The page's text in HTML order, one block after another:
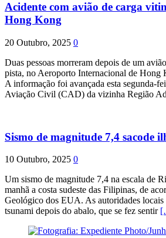
Acidente com avião de carga
Hong Kong
20 Outubro, 2025 0
Duas pessoas morreram depois de um
pista, no Aeroporto Internacional de Hong
A informação foi avançada esta segunda-
Aviação Civil (CAD) da vizinha Região
Sismo de magnitude 7,4 sacode
10 Outubro, 2025 0
Um sismo de magnitude 7,4 na escala de
manhã a costa sudeste das Filipinas, de
Geológico dos EUA. As autoridades locais
tsunami depois do abalo, que se fez sentir